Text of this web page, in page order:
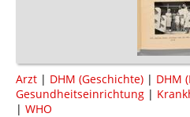
Arzt | DHM (Geschichte) | DHM
Gesundheitseinrichtung |
| WHO